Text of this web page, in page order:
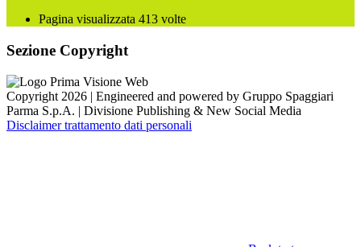
Pagina visualizzata 413 volte
Sezione Copyright
Copyright 2026 | Engineered and powered by Gruppo Spaggiari
Parma S.p.A. | Divisione Publishing & New Social Media
Disclaimer trattamento dati personali